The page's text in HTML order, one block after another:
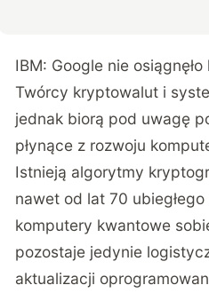
IBM: Google nie
Twórcy kryptowalut i
jednak biorą pod uwagę
płynące z rozwoju
Istnieją algorytmy
nawet od lat 70
komputery kwantowe
pozostaje jedynie
aktualizacji